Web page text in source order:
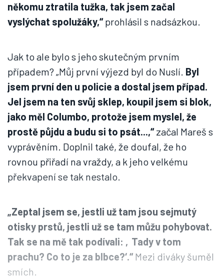
někomu ztratila tužka, tak jsem začal
vyslýchat spolužáky,“prohlásil s nadsázkou.
Jak to ale bylo s jeho skutečným prvním
případem? „Můj první výjezd byl do Nuslí. Byl
jsem první den u policie a dostal jsem případ.
Jel jsem na ten svůj sklep, koupil jsem si blok,
jako měl Columbo, protože jsem myslel, že
prostě půjdu a budu si to psát...,“začal Mareš s
vyprávěním. Doplnil také, že doufal, že ho
rovnou přiřadí na vraždy, a k jeho velkému
překvapení se tak nestalo.
„Zeptal jsem se, jestli už tam jsou sejmutý
otisky prstů, jestli už se tam můžu pohybovat.
Tak se na mě tak podívali: ‚Tady v tom
prachu? Co to je za blbce?‘.“ Mezi diváky šuměl
smích.